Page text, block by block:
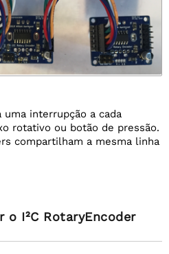
interrupção a cada
rotativo ou botão de pressão.
compartilham a mesma linha
o I²C RotaryEncoder